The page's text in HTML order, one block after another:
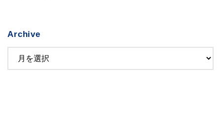
Archive